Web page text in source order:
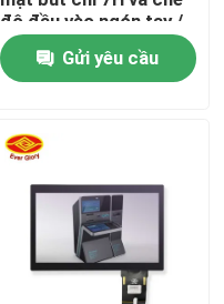
độ đầu vào ngón tay /
bút chì hoạt động
Gửi yêu cầu